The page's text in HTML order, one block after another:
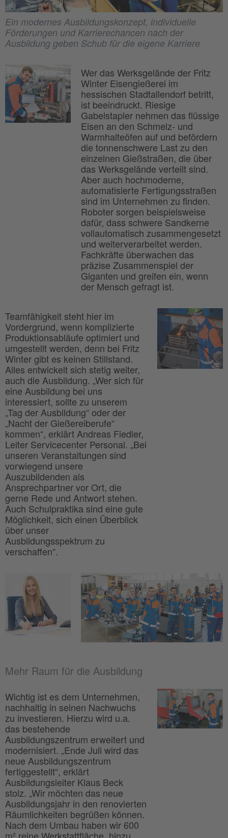
Ein modernes Ausbildungskonzept, individuelle
Förderungen und Karrierechancen nach der
Ausbildung geben Schub für die eigene Karriere
Wer das Werksgelände der Fritz
Winter Eisengießerei im
hessischen Stadtallendorf betritt,
ist beeindruckt. Riesige
Gabelstapler nehmen das flüssige
Eisen an den Schmelz- und
Warmhalteöfen auf und befördern
die tonnenschwere Last zu den
einzelnen Gießstraßen, die über
das Werksgelände verteilt sind.
Aber auch hochmoderne,
automatisierte Fertigungsstraßen
sind im Unternehmen zu finden.
Roboter sorgen beispielsweise
dafür, dass schwere Sandkerne
vollautomatisch zusammengesetzt
und weiterverarbeitet werden.
Fachkräfte überwachen das
präzise Zusammenspiel der
Giganten und greifen ein, wenn
der Mensch gefragt ist.
Teamfähigkeit steht hier im
Vordergrund, wenn komplizierte
Produktionsabläufe optimiert und
umgestellt werden, denn bei Fritz
Winter gibt es keinen Stillstand.
Alles entwickelt sich stetig weiter,
auch die Ausbildung. „Wer sich für
eine Ausbildung bei uns
interessiert, sollte zu unserem
„Tag der Ausbildung“ oder der
„Nacht der Gießereiberufe“
kommen“, erklärt Andreas Fiedler,
Leiter Servicecenter Personal. „Bei
unseren Veranstaltungen sind
vorwiegend unsere
Auszubildenden als
Ansprechpartner vor Ort, die
gerne Rede und Antwort stehen.
Auch Schulpraktika sind eine gute
Möglichkeit, sich einen Überblick
über unser
Ausbildungsspektrum zu
verschaffen“.
Mehr Raum für die Ausbildung
Wichtig ist es dem Unternehmen,
nachhaltig in seinen Nachwuchs
zu investieren. Hierzu wird u.a.
das bestehende
Ausbildungszentrum erweitert und
modernisiert. „Ende Juli wird das
neue Ausbildungszentrum
fertiggestellt“, erklärt
Ausbildungsleiter Klaus Beck
stolz. „Wir möchten das neue
Ausbildungsjahr in den renovierten
Räumlichkeiten begrüßen können.
Nach dem Umbau haben wir 600